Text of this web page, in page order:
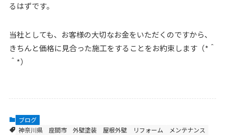
るはずです。
当社としても、お客様の大切なお金をいただくのですから、
きちんと価格に見合った施工をすることをお約束します（*＾
＾*）
ブログ
神奈川県
座間市 外壁塗装 屋根外壁 リフォーム
メンテナンス